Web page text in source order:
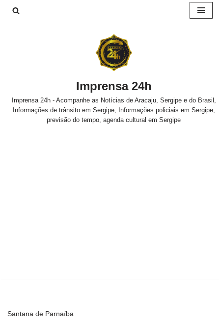
Imprensa 24h
Imprensa 24h - Acompanhe as Notícias de Aracaju, Sergipe e do Brasil,
Informações de trânsito em Sergipe, Informações policiais em Sergipe,
previsão do tempo, agenda cultural em Sergipe
Santana de Parnaíba